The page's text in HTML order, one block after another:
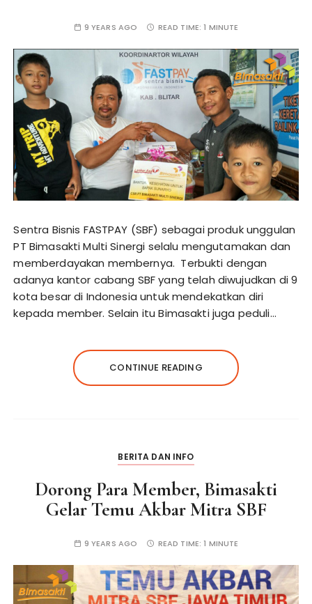
9 YEARS AGO READ TIME:1 MINUTE
Sentra Bisnis FASTPAY (SBF) sebagai produk unggulan
PT Bimasakti Multi Sinergi selalu mengutamakan dan
memberdayakan membernya. Terbukti dengan
adanya kantor cabang SBF yang telah diwujudkan di 9
kota besar di Indonesia untuk mendekatkan diri
kepada member. Selain itu Bimasakti juga peduli…
CONTINUE READING
BERITA DAN INFO
Dorong Para Member, Bimasakti
Gelar Temu Akbar Mitra SBF
9 YEARS AGO READ TIME:1 MINUTE